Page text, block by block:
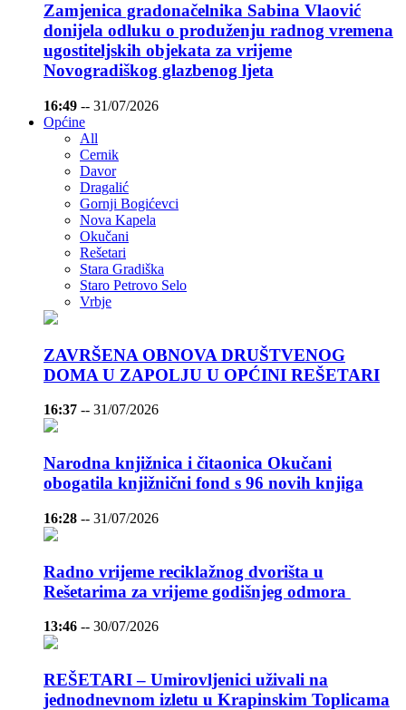
Zamjenica gradonačelnika Sabina Vlaović
donijela odluku o produženju radnog vremena
ugostiteljskih objekata za vrijeme
Novogradiškog glazbenog ljeta
16:49 -- 31/07/2026
Općine
All
Cernik
Davor
Dragalić
Gornji Bogićevci
Nova Kapela
Okučani
Rešetari
Stara Gradiška
Staro Petrovo Selo
Vrbje
ZAVRŠENA OBNOVA DRUŠTVENOG
DOMA U ZAPOLJU U OPĆINI REŠETARI
16:37 -- 31/07/2026
Narodna knjižnica i čitaonica Okučani
obogatila knjižnični fond s 96 novih knjiga
16:28 -- 31/07/2026
Radno vrijeme reciklažnog dvorišta u
Rešetarima za vrijeme godišnjeg odmora
13:46 -- 30/07/2026
REŠETARI – Umirovljenici uživali na
jednodnevnom izletu u Krapinskim Toplicama